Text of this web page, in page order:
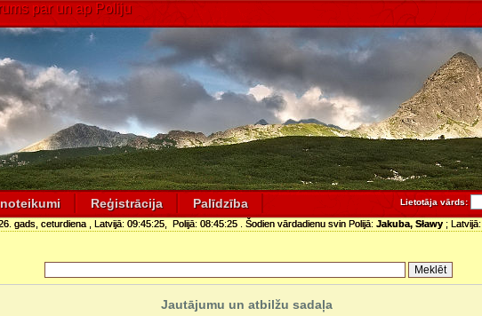
par un ap Poliju
Reģistrācija Palīdzība Lietotāja vārds:
gads, ceturdiena , Latvijā: 09:45:25 , Polijā: 08:45:25 . Šodien vārdadienu svin Polijā: Jakuba, Sławy ; Latvijā:
Jautājumu un atbilžu sadaļa